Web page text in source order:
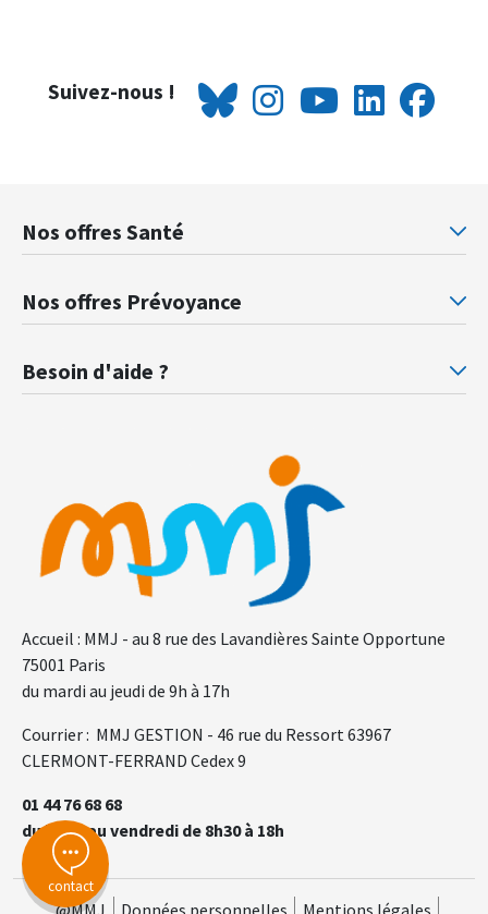
contact
Suivez-nous !
Accueil : MMJ - au 8 rue des Lavandières Sainte Opportune
75001 Paris
du mardi au jeudi de 9h à 17h
Courrier : MMJ GESTION - 46 rue du Ressort 63967
CLERMONT-FERRAND Cedex 9
01 44 76 68 68
du lundi au vendredi de 8h30 à 18h
Nos offres Santé
Mutuelle santé Retraités justice
Nos offres Prévoyance
Besoin d'aide ?
@MMJ Données personnelles Mentions légales